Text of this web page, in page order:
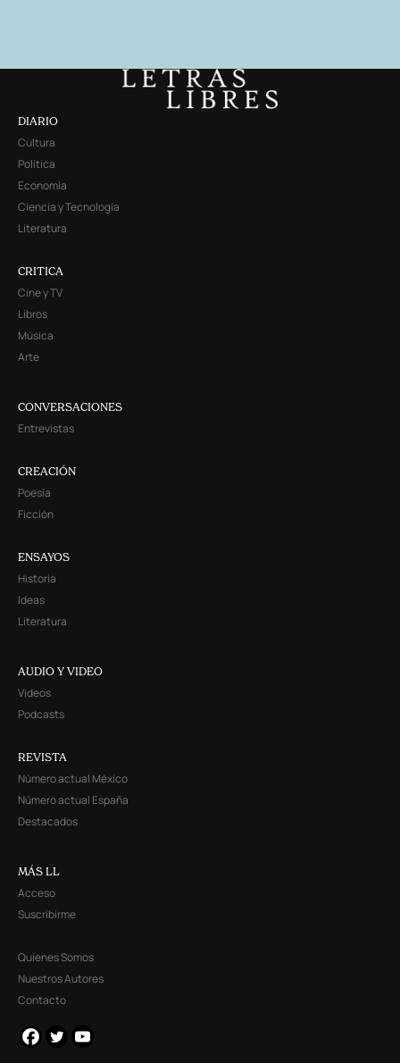
DIARIO
Cultura
Política
Economía
Ciencia y Tecnología
Literatura
CRITICA
Cine y TV
Libros
Música
Arte
CONVERSACIONES
Entrevistas
CREACIÓN
Poesía
Ficción
ENSAYOS
Historia
Ideas
Literatura
AUDIO Y VIDEO
Videos
Podcasts
REVISTA
Número actual México
Número actual España
Destacados
MÁS LL
Acceso
Suscribirme
Quienes Somos
Nuestros Autores
Contacto